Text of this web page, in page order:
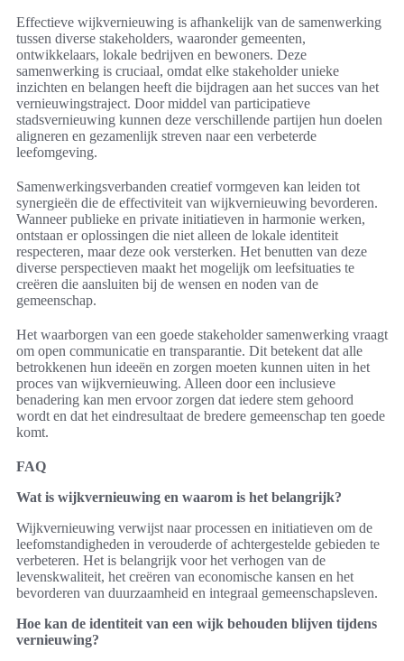
Effectieve wijkvernieuwing is afhankelijk van de samenwerking
tussen diverse stakeholders, waaronder gemeenten,
ontwikkelaars, lokale bedrijven en bewoners. Deze
samenwerking is cruciaal, omdat elke stakeholder unieke
inzichten en belangen heeft die bijdragen aan het succes van het
vernieuwingstraject. Door middel van participatieve
stadsvernieuwing kunnen deze verschillende partijen hun doelen
aligneren en gezamenlijk streven naar een verbeterde
leefomgeving.
Samenwerkingsverbanden creatief vormgeven kan leiden tot
synergieën die de effectiviteit van wijkvernieuwing bevorderen.
Wanneer publieke en private initiatieven in harmonie werken,
ontstaan er oplossingen die niet alleen de lokale identiteit
respecteren, maar deze ook versterken. Het benutten van deze
diverse perspectieven maakt het mogelijk om leefsituaties te
creëren die aansluiten bij de wensen en noden van de
gemeenschap.
Het waarborgen van een goede stakeholder samenwerking vraagt
om open communicatie en transparantie. Dit betekent dat alle
betrokkenen hun ideeën en zorgen moeten kunnen uiten in het
proces van wijkvernieuwing. Alleen door een inclusieve
benadering kan men ervoor zorgen dat iedere stem gehoord
wordt en dat het eindresultaat de bredere gemeenschap ten goede
komt.
FAQ
Wat is wijkvernieuwing en waarom is het belangrijk?
Wijkvernieuwing verwijst naar processen en initiatieven om de
leefomstandigheden in verouderde of achtergestelde gebieden te
verbeteren. Het is belangrijk voor het verhogen van de
levenskwaliteit, het creëren van economische kansen en het
bevorderen van duurzaamheid en integraal gemeenschapsleven.
Hoe kan de identiteit van een wijk behouden blijven tijdens
vernieuwing?